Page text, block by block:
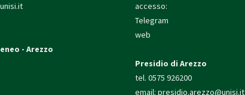
- Arezzo
accesso:
Telegram
web
Presidio di Arezzo
tel. 0575 926200
email: presidio.arezzo@unisi.it